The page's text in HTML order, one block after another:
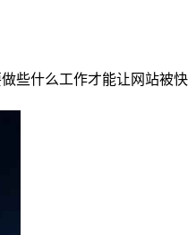
些什么工作才能让网站被快